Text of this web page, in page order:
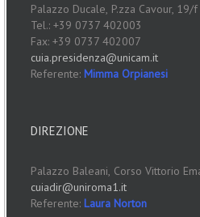
Palazzo Ducale, P.zza Cavour,
Tel.: +39 0737 402003
Fax: +39 0737 402007
cuia.presidenza@unicam.it
Referente: Mimma Orpianesi
DIREZIONE
Palazzo Baleani, Corso Vittorio
cuiadir@uniroma1.it
Referente: Laura Norton